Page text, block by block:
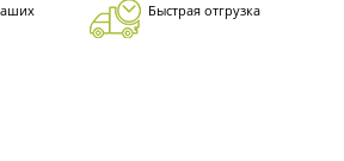
Быстрая отгрузка